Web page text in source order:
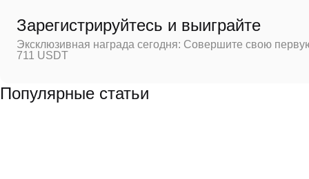
Зарегистрируйтесь и выиграйте
Эксклюзивная награда сегодня: Совершите свою
711 USDT
Популярные статьи